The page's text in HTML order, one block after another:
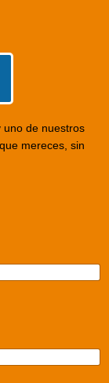
uno de nuestros
mereces, sin